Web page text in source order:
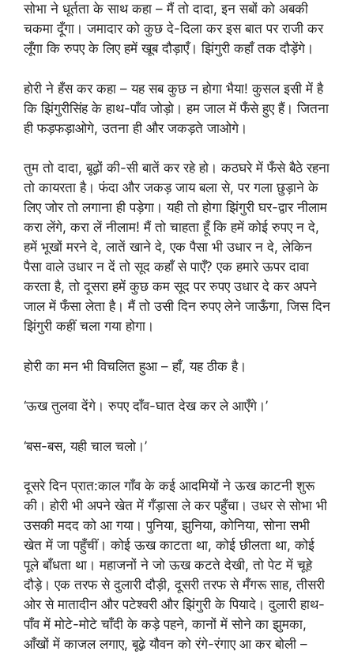
सोभा ने धूर्तता के साथ कहा – मैं तो दादा, इन सबों को अबकी
चकमा दूँगा। जमादार को कुछ दे-दिला कर इस बात पर राजी कर
लूँगा कि रुपए के लिए हमें खूब दौड़ाएँ। झिंगुरी कहाँ तक दौड़ेंगे।
होरी ने हँस कर कहा – यह सब कुछ न होगा भैया! कुसल इसी में है
कि झिंगुरीसिंह के हाथ-पाँव जोड़ो। हम जाल में फँसे हुए हैं। जितना
ही फड़फड़ाओगे, उतना ही और जकड़ते जाओगे।
तुम तो दादा, बूढ़ों की-सी बातें कर रहे हो। कठघरे में फँसे बैठे रहना
तो कायरता है। फंदा और जकड़ जाय बला से, पर गला छुड़ाने के
लिए जोर तो लगाना ही पड़ेगा। यही तो होगा झिंगुरी घर-द्वार नीलाम
करा लेंगे, करा लें नीलाम! मैं तो चाहता हूँ कि हमें कोई रुपए न दे,
हमें भूखों मरने दे, लातें खाने दे, एक पैसा भी उधार न दे, लेकिन
पैसा वाले उधार न दें तो सूद कहाँ से पाएँ? एक हमारे ऊपर दावा
करता है, तो दूसरा हमें कुछ कम सूद पर रुपए उधार दे कर अपने
जाल में फँसा लेता है। मैं तो उसी दिन रुपए लेने जाऊँगा, जिस दिन
झिंगुरी कहीं चला गया होगा।
होरी का मन भी विचलित हुआ – हाँ, यह ठीक है।
‘ऊख तुलवा देंगे। रुपए दाँव-घात देख कर ले आएँगे।’
‘बस-बस, यही चाल चलो।’
दूसरे दिन प्रात:काल गाँव के कई आदमियों ने ऊख काटनी शुरू
की। होरी भी अपने खेत में गँड़ासा ले कर पहुँचा। उधर से सोभा भी
उसकी मदद को आ गया। पुनिया, झुनिया, कोनिया, सोना सभी
खेत में जा पहुँचीं। कोई ऊख काटता था, कोई छीलता था, कोई
पूले बाँधता था। महाजनों ने जो ऊख कटते देखी, तो पेट में चूहे
दौड़े। एक तरफ से दुलारी दौड़ी, दूसरी तरफ से मँगरू साह, तीसरी
ओर से मातादीन और पटेश्वरी और झिंगुरी के पियादे। दुलारी हाथ-
पाँव में मोटे-मोटे चाँदी के कड़े पहने, कानों में सोने का झुमका,
आँखों में काजल लगाए, बूढ़े यौवन को रंगे-रंगाए आ कर बोली –